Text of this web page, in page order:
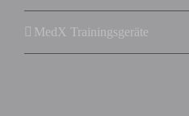
MedX Trainingsgeräte